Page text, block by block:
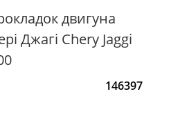
двигуна
Джагі Chery Jaggi
146397